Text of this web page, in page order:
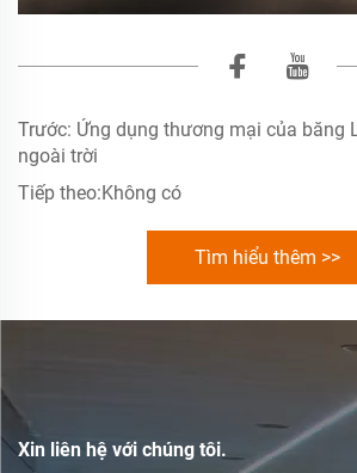
Trước: Ứng dụng thương mại của băng
ngoài trời
Tiếp theo:Không có
Tìm hiểu thêm >>
Xin liên hệ với chúng tôi.